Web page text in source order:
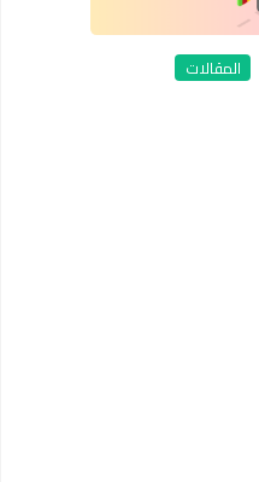
المقالات